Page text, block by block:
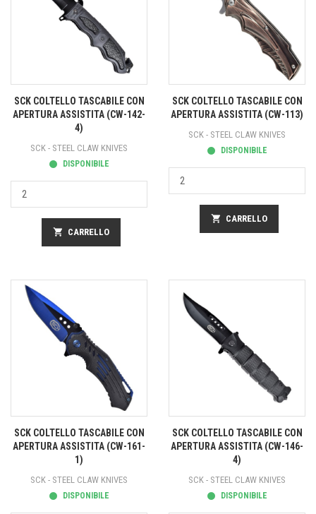
SCK COLTELLO TASCABILE CON
APERTURA ASSISTITA (CW-142-
4)
SCK - STEEL CLAW KNIVES
DISPONIBILE
shopping_cart CARRELLO
SCK COLTELLO TASCABILE CON
APERTURA ASSISTITA (CW-113)
SCK - STEEL CLAW KNIVES
DISPONIBILE
shopping_cart CARRELLO
SCK COLTELLO TASCABILE CON
APERTURA ASSISTITA (CW-161-
1)
SCK - STEEL CLAW KNIVES
DISPONIBILE
SCK COLTELLO TASCABILE CON
APERTURA ASSISTITA (CW-146-
4)
SCK - STEEL CLAW KNIVES
DISPONIBILE